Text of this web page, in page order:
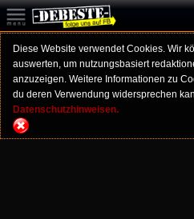
Diese Website verwendet Cookies. Wir
auswerten, um nutzungsbasiert
anzuzeigen. Weitere Informationen zu
du deren Verwendung widersprechen
Datenschutzhinweisen.